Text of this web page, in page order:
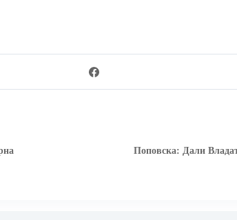
Поповска: Дали